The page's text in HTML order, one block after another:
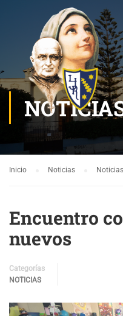
Inicio Noticias Noticias
Encuentro
nuevos
Categorías
NOTICIAS